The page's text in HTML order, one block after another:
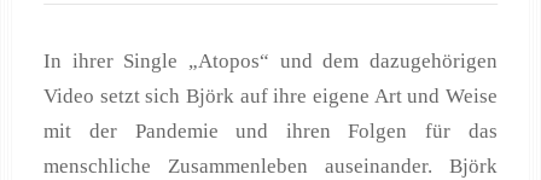
In ihrer Single „Atopos“ und dem dazugehörigen
Video setzt sich Björk auf ihre eigene Art und Weise
mit der Pandemie und ihren Folgen für das
menschliche Zusammenleben auseinander. Björk